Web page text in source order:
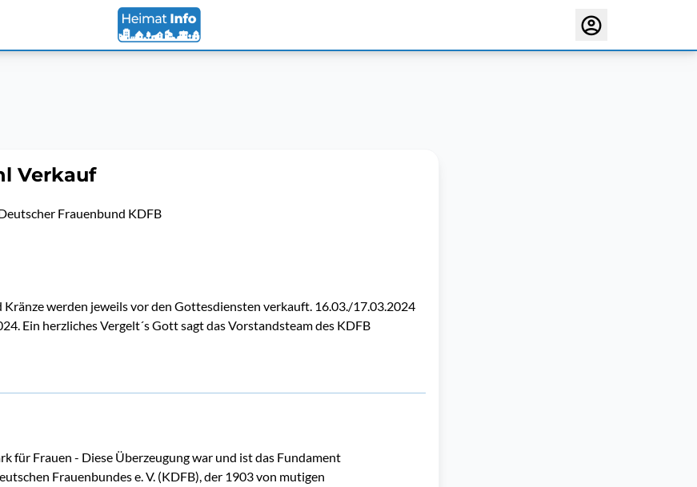
Verkauf
Frauenbund KDFB
Kränze werden jeweils vor den Gottesdiensten verkauft. 16.03./17.03.2024
Ein herzliches Vergelt´s Gott sagt das Vorstandsteam des KDFB
für Frauen - Diese Überzeugung war und ist das Fundament
Frauenbundes e. V. (KDFB), der 1903 von mutigen